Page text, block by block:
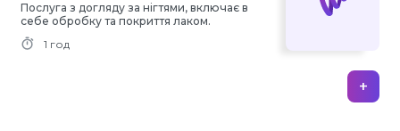
Послуга з догляду за нігтями, включає в
себе обробку та покриття лаком.
1 год
+